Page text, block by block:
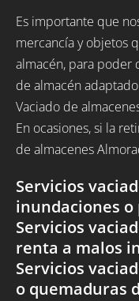
Es importante que
mercancía y objetos
almacén, para poder
de almacén
Vaciado de
En ocasiones, si la
de almacenes
Servicios
inundaciones o
Servicios
renta a malos
Servicios
o quemaduras